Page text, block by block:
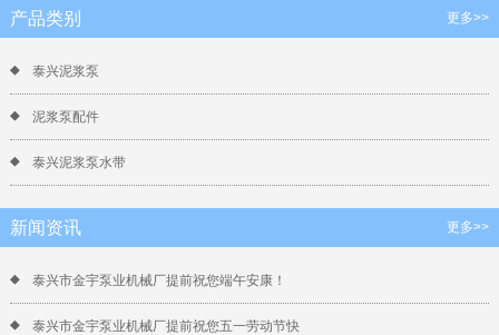
产品类别 更多>>
泰兴泥浆泵
泥浆泵配件
泰兴泥浆泵水带
新闻资讯 更多>>
泰兴市金宇泵业机械厂提前祝您端午安康！
泰兴市金宇泵业机械厂提前祝您五一劳动节快